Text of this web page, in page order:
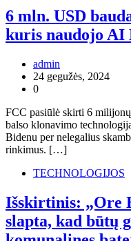
6 mln. USD
kuris naudojo AI
admin
24 gegužės, 2024
0
FCC pasiūlė skirti 6
balso klonavimo
Bidenu per nelegalius
rinkimus. […]
TECHNOLOGIJOS
Išskirtinis: „Ore
slapta, kad būtų